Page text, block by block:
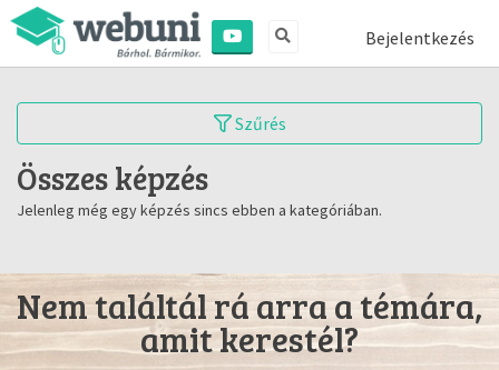
Bejelentkezés
Szűrés
Összes képzés
Jelenleg még egy képzés sincs ebben a kategóriában.
Nem találtál rá arra a témára,
amit kerestél?